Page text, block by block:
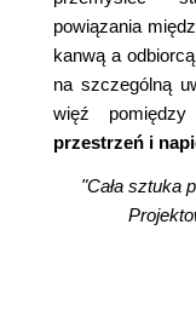
powiązania
kanwą a
na szczególną
więź
przestrzeń i
"Cała sztuka